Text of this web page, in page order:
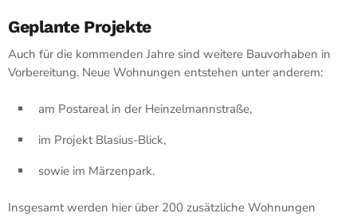
Geplante Projekte
Auch für die kommenden Jahre sind weitere Bauvorhaben in
Vorbereitung. Neue Wohnungen entstehen unter anderem:
am Postareal in der Heinzelmannstraße,
im Projekt Blasius-Blick,
sowie im Märzenpark.
Insgesamt werden hier über 200 zusätzliche Wohnungen